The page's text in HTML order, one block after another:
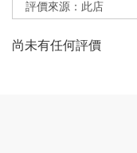
尚未有任何評價